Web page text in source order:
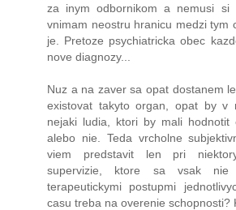
za inym odbornikom a nemusi
vnimam neostru hranicu medzi tym
je. Pretoze psychiatricka obec
nove diagnozy...
Nuz a na zaver sa opat dostanem
existovat takyto organ, opat by v
nejaki ludia, ktori by mali hodnotit
alebo nie. Teda vrcholne
viem predstavit len pri
supervizie, ktore sa vsak
terapeutickymi postupmi
casu treba na overenie schopnosti?